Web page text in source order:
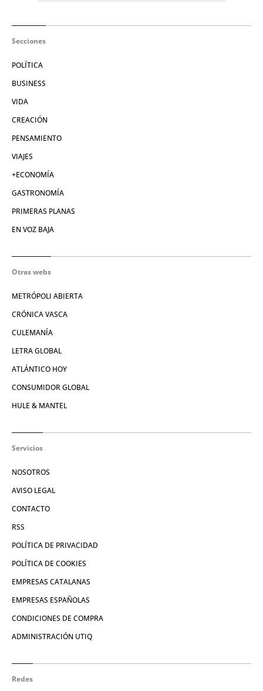
Secciones
POLÍTICA
BUSINESS
VIDA
CREACIÓN
PENSAMIENTO
VIAJES
+ECONOMÍA
GASTRONOMÍA
PRIMERAS PLANAS
EN VOZ BAJA
Otras webs
METRÓPOLI ABIERTA
CRÓNICA VASCA
CULEMANÍA
LETRA GLOBAL
ATLÁNTICO HOY
CONSUMIDOR GLOBAL
HULE & MANTEL
Servicios
NOSOTROS
AVISO LEGAL
CONTACTO
RSS
POLÍTICA DE PRIVACIDAD
POLÍTICA DE COOKIES
EMPRESAS CATALANAS
EMPRESAS ESPAÑOLAS
CONDICIONES DE COMPRA
ADMINISTRACIÓN UTIQ
Redes